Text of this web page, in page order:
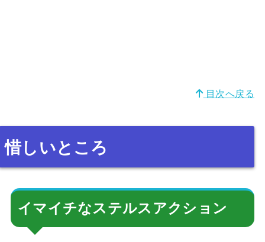
目次へ戻る
惜しいところ
イマイチなステルスアクション